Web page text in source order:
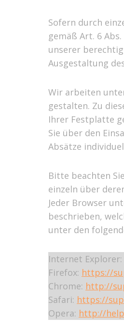
Sofern durch
gemäß Art. 6
unserer
Ausgestaltung
Wir arbeiten
gestalten. Zu
Ihrer Festplatte
Sie über den
Absätze
Bitte beachten
einzeln über
Jeder Browser
beschrieben,
unter den
Internet Explorer:
Firefox: https://
Chrome: http://
Safari: https://
Opera: http://